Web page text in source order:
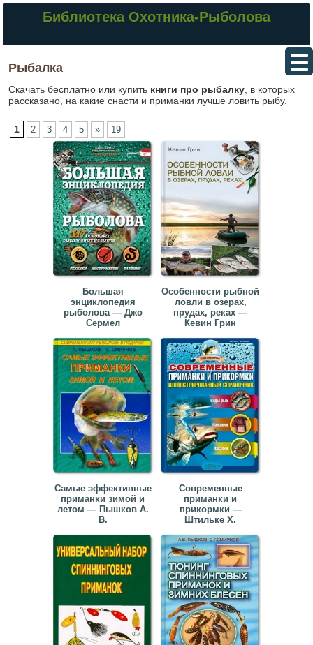
Библиотека Охотника-Рыболова
Рыбалка
Скачать бесплатно или купить книги про рыбалку, в которых
рассказано, на какие снасти и приманки лучше ловить рыбу.
1 2 3 4 5 » 19
Большая
энциклопедия
рыболова — Джо
Сермел
Особенности рыбной
ловли в озерах,
прудах, реках —
Кевин Грин
Самые эффективные
приманки зимой и
летом — Пышков А.
В.
Современные
приманки и
прикормки —
Штильке Х.